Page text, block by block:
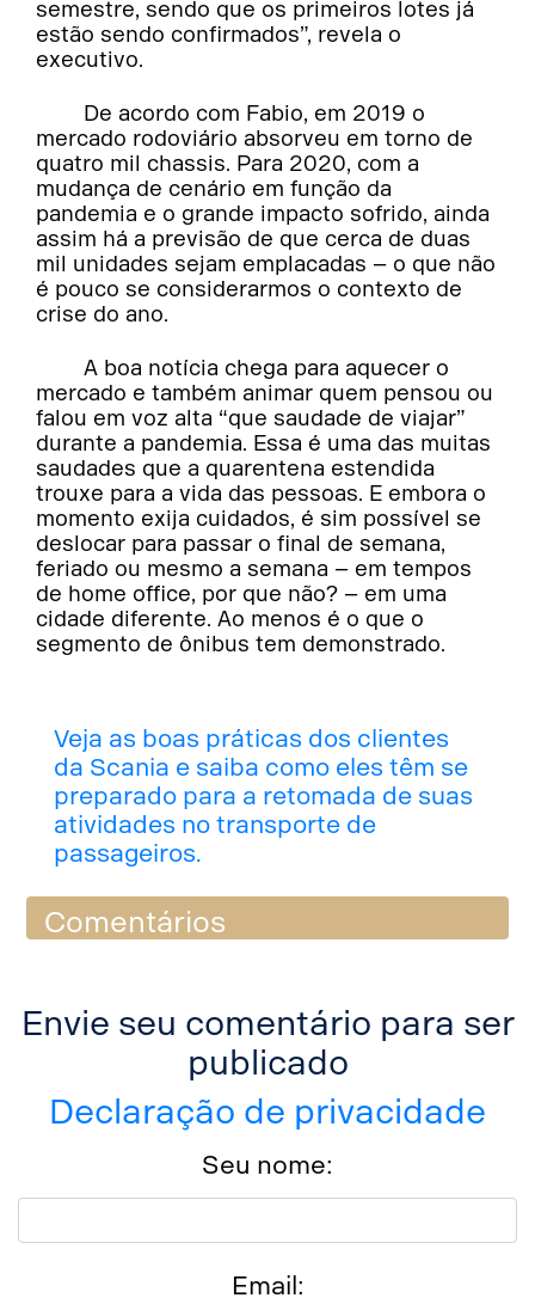
semestre, sendo que os primeiros lotes já
estão sendo confirmados”, revela o
executivo.
De acordo com Fabio, em 2019 o
mercado rodoviário absorveu em torno de
quatro mil chassis. Para 2020, com a
mudança de cenário em função da
pandemia e o grande impacto sofrido, ainda
assim há a previsão de que cerca de duas
mil unidades sejam emplacadas – o que não
é pouco se considerarmos o contexto de
crise do ano.
A boa notícia chega para aquecer o
mercado e também animar quem pensou ou
falou em voz alta “que saudade de viajar”
durante a pandemia. Essa é uma das muitas
saudades que a quarentena estendida
trouxe para a vida das pessoas. E embora o
momento exija cuidados, é sim possível se
deslocar para passar o final de semana,
feriado ou mesmo a semana – em tempos
de home office, por que não? – em uma
cidade diferente. Ao menos é o que o
segmento de ônibus tem demonstrado.
Veja as boas práticas dos clientes
da Scania e saiba como eles têm se
preparado para a retomada de suas
atividades no transporte de
passageiros.
Comentários
Envie seu comentário para ser
publicado
Declaração de privacidade
Seu nome:
Email: